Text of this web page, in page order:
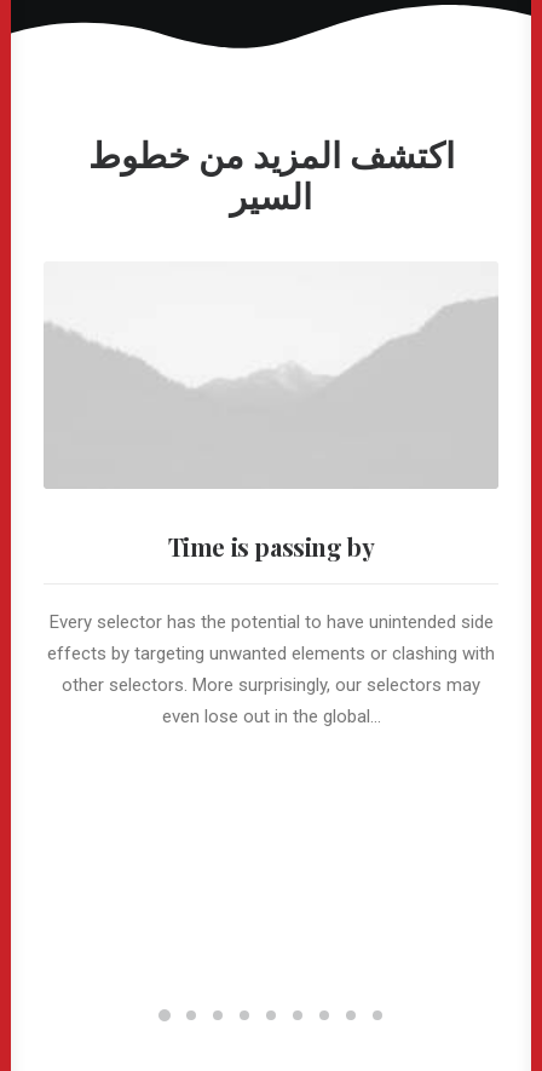
اكتشف المزيد من خطوط
السير
Time is passing by
Every selector has the potential to have unintended side
effects by targeting unwanted elements or clashing with
other selectors. More surprisingly, our selectors may
even lose out in the global…